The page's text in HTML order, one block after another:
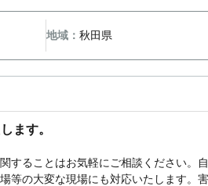
地域：秋田県
ます。
することはお気軽にご相談ください。
等の大変な現場にも対応いたします。